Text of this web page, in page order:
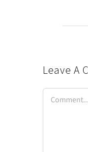
Leave A
Comment